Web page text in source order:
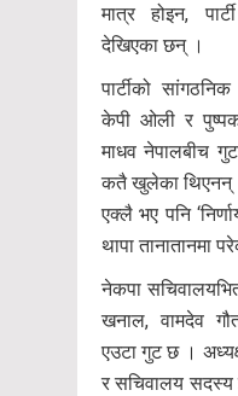
मात्र होइन,
देखिएका छन् ।
पार्टीको
केपी ओली र
माधव नेपालबीच
कतै खुलेका थिएनन्
एक्लै भए पनि
थापा तानातानमा
नेकपा
खनाल, वामदेव
एउटा गुट छ ।
र सचिवालय